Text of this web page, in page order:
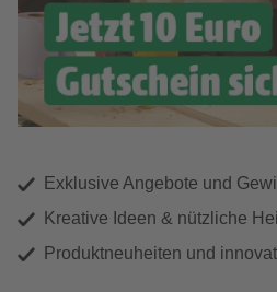
Exklusive Angebote und
Kreative Ideen & nützliche
Produktneuheiten und